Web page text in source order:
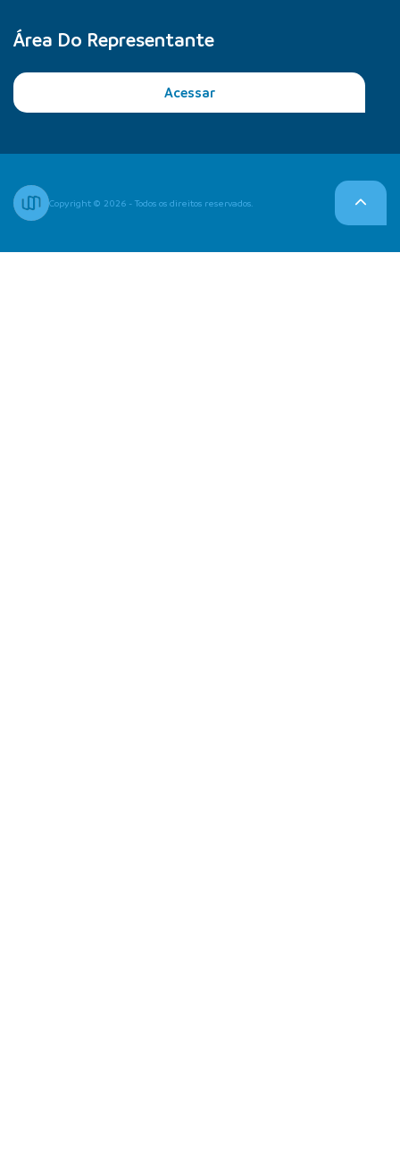
Área Do Representante
Acessar
Copyright © 2026 - Todos os direitos reservados.